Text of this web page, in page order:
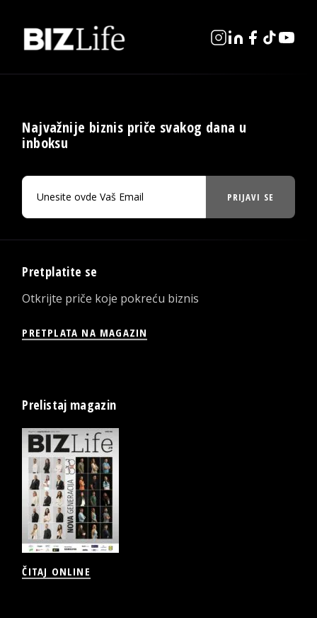
Najvažnije biznis priče svakog dana u
inboksu
PRIJAVI SE
Pretplatite se
Otkrijte priče koje pokreću biznis
PRETPLATA NA MAGAZIN
Prelistaj magazin
ČITAJ ONLINE